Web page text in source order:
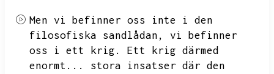
Men vi befinner oss inte i den
filosofiska sandlådan,
vi befinner
oss i ett krig.
Ett krig därmed
enormt...
stora insatser där den